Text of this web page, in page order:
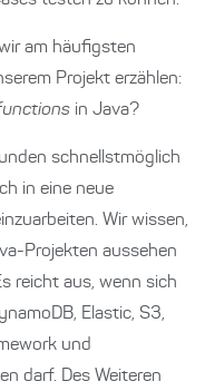
am häufigsten
Projekt erzählen:
in Java?
schnellstmöglich
in eine neue
Wir wissen,
Projekten aussehen
reicht aus, wenn sich
Elastic, S3,
und
darf. Des Weiteren